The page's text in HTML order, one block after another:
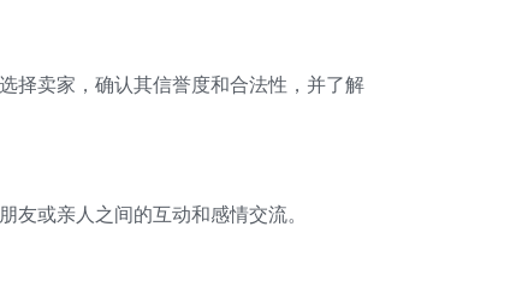
择卖家，确认其信誉度和合法性，并了解
或亲人之间的互动和感情交流。